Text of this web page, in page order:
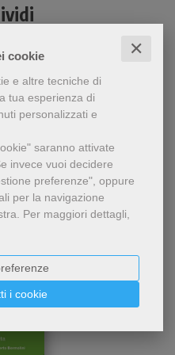
cookie ✕
e altre tecniche di
tua esperienza di
personalizzati e
saranno attivate
invece vuoi decidere
preferenze", oppure
per la navigazione
Per maggiori dettagli,
i cookie
prodotto